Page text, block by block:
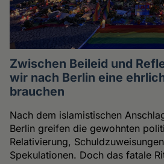
Zwischen Beileid und
wir nach Berlin eine
brauchen
Nach dem islamistischen
Berlin greifen die gewohnten
Relativierung,
Spekulationen. Doch das fatale